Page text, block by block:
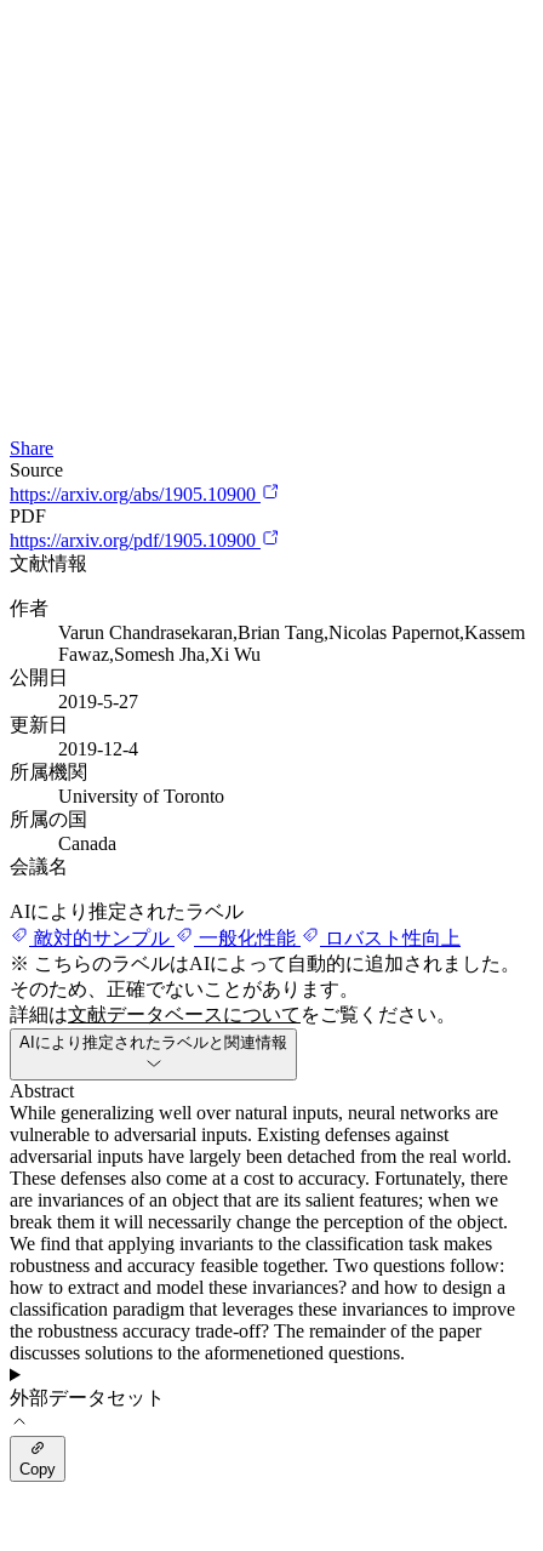
Share
Source
https://arxiv.org/abs/1905.10900
PDF
https://arxiv.org/pdf/1905.10900
文献情報
作者
Varun Chandrasekaran,Brian Tang,Nicolas Papernot,Kassem
Fawaz,Somesh Jha,Xi Wu
公開日
2019-5-27
更新日
2019-12-4
所属機関
University of Toronto
所属の国
Canada
会議名
AIにより推定されたラベル
敵対的サンプル
一般化性能
ロバスト性向上
※ こちらのラベルはAIによって自動的に追加されました。
そのため、正確でないことがあります。
詳細は文献データベースについて をご覧ください。
AIにより推定されたラベルと関連情報
Abstract
While generalizing well over natural inputs, neural networks are
vulnerable to adversarial inputs. Existing defenses against
adversarial inputs have largely been detached from the real world.
These defenses also come at a cost to accuracy. Fortunately, there
are invariances of an object that are its salient features; when we
break them it will necessarily change the perception of the object.
We find that applying invariants to the classification task makes
robustness and accuracy feasible together. Two questions follow:
how to extract and model these invariances? and how to design a
classification paradigm that leverages these invariances to improve
the robustness accuracy trade-off? The remainder of the paper
discusses solutions to the aformenetioned questions.
外部データセット
Copy